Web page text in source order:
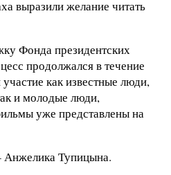
выразили желание читать
Фонда президентских
продолжался в течение
как известные люди,
и молодые люди,
уже представлены на
Анжелика Тупицына.